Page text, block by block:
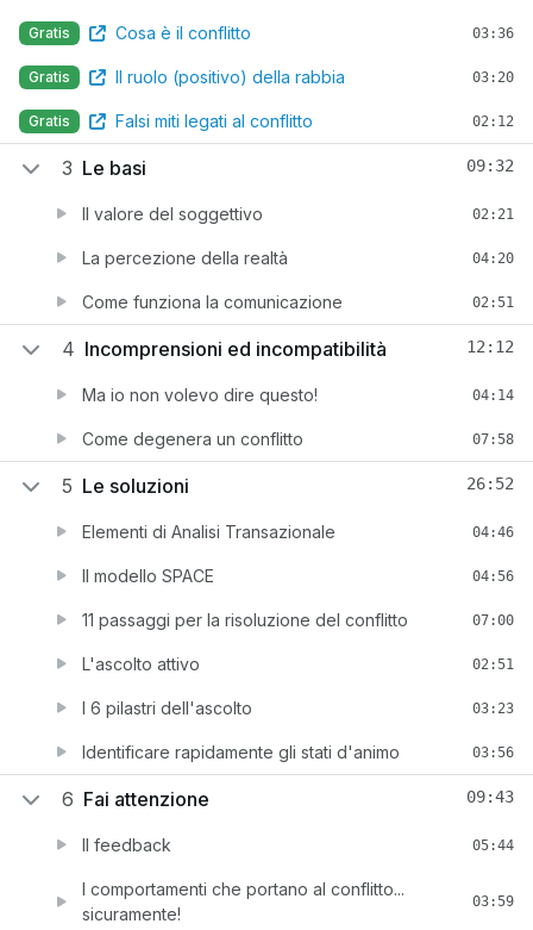
Gratis Cosa è il conflitto 03:36
Gratis Il ruolo (positivo) della rabbia 03:20
Gratis Falsi miti legati al conflitto 02:12
3 Le basi 09:32
Il valore del soggettivo 02:21
La percezione della realtà 04:20
Come funziona la comunicazione 02:51
4 Incomprensioni ed incompatibilità 12:12
Ma io non volevo dire questo! 04:14
Come degenera un conflitto 07:58
5 Le soluzioni 26:52
Elementi di Analisi Transazionale 04:46
Il modello SPACE 04:56
11 passaggi per la risoluzione del conflitto 07:00
L'ascolto attivo 02:51
I 6 pilastri dell'ascolto 03:23
Identificare rapidamente gli stati d'animo 03:56
6 Fai attenzione 09:43
Il feedback 05:44
I comportamenti che portano al conflitto...
sicuramente!
03:59